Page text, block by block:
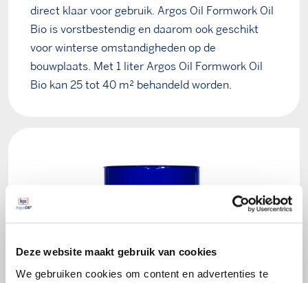
Deze website maakt gebruik van cookies
We gebruiken cookies om content en advertenties te
direct klaar voor gebruik. Argos Oil Formwork Oil
Bio is vorstbestendig en daarom ook geschikt
voor winterse omstandigheden op de
bouwplaats. Met 1 liter Argos Oil Formwork Oil
Bio kan 25 tot 40 m² behandeld worden.